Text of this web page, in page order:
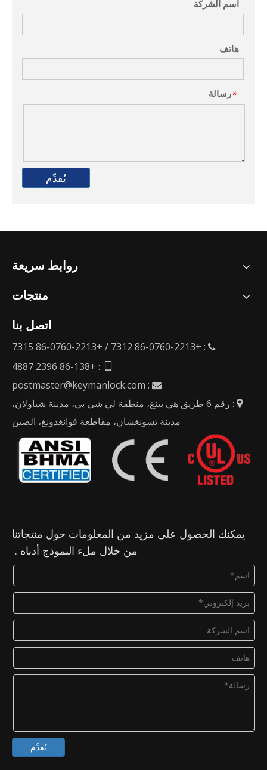
اسم الشركة
هاتف
*رسالة
يُقدِّم
روابط سريعة
منتجات
اتصل بنا

: +86-0760-2213 7312 / +86-0760-2213 7315

: +86-138 2396 4887

:
postmaster@keymanlock.com

: رقم 6 طريق هي بينغ، منطقة لي شي يي، مدينة شياولان،
مدينة تشونغشان، مقاطعة قوانغدونغ، الصين
يمكنك الحصول على مزيد من المعلومات حول منتجاتنا
من خلال ملء النموذج أدناه .
يُقدِّم